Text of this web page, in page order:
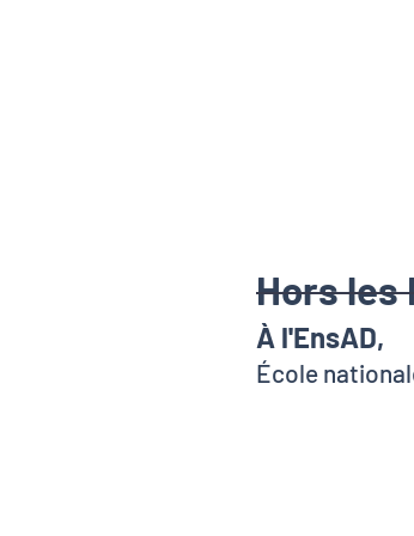
Hors les
À l'EnsAD,
École